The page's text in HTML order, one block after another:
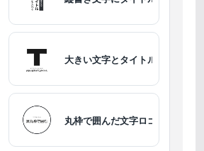
大きい文字とタイトルを付けた文
丸枠で囲んだ文字ロゴ